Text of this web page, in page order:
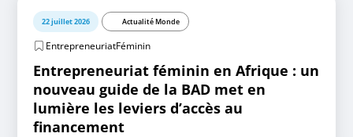
22 juillet 2026 Actualité Monde
EntrepreneuriatFéminin
Entrepreneuriat féminin en Afrique : un
nouveau guide de la BAD met en
lumière les leviers d’accès au
financement